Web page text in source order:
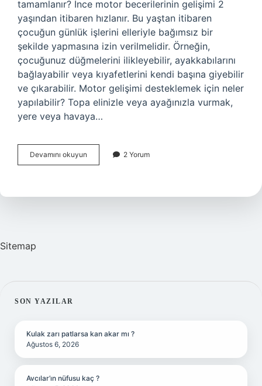
tamamlanır? İnce motor becerilerinin gelişimi 2
yaşından itibaren hızlanır. Bu yaştan itibaren
çocuğun günlük işlerini elleriyle bağımsız bir
şekilde yapmasına izin verilmelidir. Örneğin,
çocuğunuz düğmelerini ilikleyebilir, ayakkabılarını
bağlayabilir veya kıyafetlerini kendi başına giyebilir
ve çıkarabilir. Motor gelişimi desteklemek için neler
yapılabilir? Topa elinizle veya ayağınızla vurmak,
yere veya havaya…
Devamını okuyun
Motor
Geliştirilir
2 Yorum
Sitemap
SIDEBAR
SON YAZILAR
Kulak zarı patlarsa kan akar mı ?
Ağustos 6, 2026
Avcılar’ın nüfusu kaç ?